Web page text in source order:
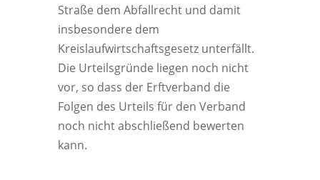
Straße dem Abfallrecht und damit
insbesondere dem
Kreislaufwirtschaftsgesetz unterfällt.
Die Urteilsgründe liegen noch nicht
vor, so dass der Erftverband die
Folgen des Urteils für den Verband
noch nicht abschließend bewerten
kann.